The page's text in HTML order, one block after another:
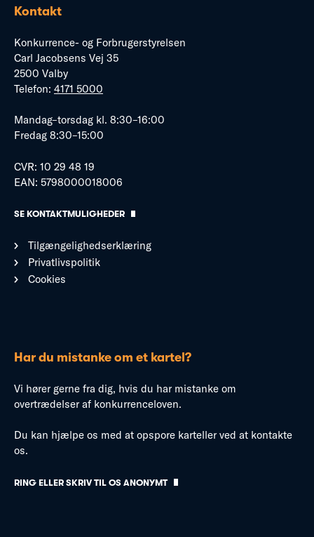
Kontakt
Konkurrence- og Forbrugerstyrelsen
Carl Jacobsens Vej 35
2500 Valby
Telefon: 4171 5000
Mandag–torsdag kl. 8:30–16:00
Fredag 8:30–15:00
CVR: 10 29 48 19
EAN: 5798000018006
SE KONTAKTMULIGHEDER
Tilgængelighedserklæring
Privatlivspolitik
Cookies
Har du mistanke om et kartel?
Vi hører gerne fra dig, hvis du har mistanke om
overtrædelser af konkurrenceloven.
Du kan hjælpe os med at opspore karteller ved at kontakte
os.
RING ELLER SKRIV TIL OS ANONYMT